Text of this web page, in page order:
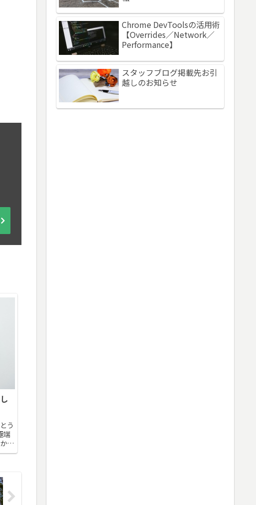
う
端
が
罹
Chrome DevToolsの活用術
【Overrides／Network／
Performance】
スタッフブログ掲載先お引
越しのお知らせ